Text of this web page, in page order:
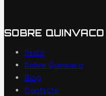
SOBRE QUINVACO
Inicio
Sobre Quinvaco
Blog
Contacto